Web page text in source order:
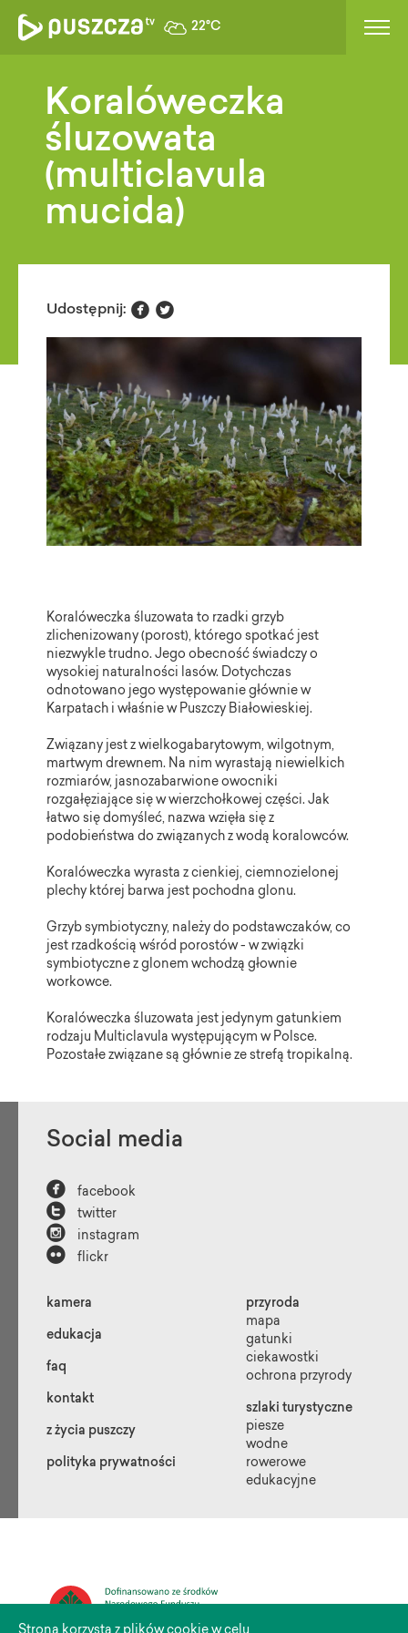
22°C
Koralóweczka
śluzowata
(multiclavula
mucida)
Udostępnij:  
Koralóweczka śluzowata to rzadki grzyb
zlichenizowany (porost), którego spotkać jest
niezwykle trudno. Jego obecność świadczy o
wysokiej naturalności lasów. Dotychczas
odnotowano jego występowanie głównie w
Karpatach i właśnie w Puszczy Białowieskiej.
Związany jest z wielkogabarytowym, wilgotnym,
martwym drewnem. Na nim wyrastają niewielkich
rozmiarów, jasnozabarwione owocniki
rozgałęziające się w wierzchołkowej części. Jak
łatwo się domyśleć, nazwa wzięła się z
podobieństwa do związanych z wodą koralowców.
Koralóweczka wyrasta z cienkiej, ciemnozielonej
plechy której barwa jest pochodna glonu.
Grzyb symbiotyczny, należy do podstawczaków, co
jest rzadkością wśród porostów - w związki
symbiotyczne z glonem wchodzą głownie
workowce.
Koralóweczka śluzowata jest jedynym gatunkiem
rodzaju Multiclavula występującym w Polsce.
Pozostałe związane są głównie ze strefą tropikalną.
Social media
 facebook
 twitter
 instagram
 flickr
kamera
edukacja
faq
kontakt
z życia puszczy
polityka prywatności
przyroda
mapa
gatunki
ciekawostki
ochrona przyrody
szlaki turystyczne
piesze
wodne
rowerowe
edukacyjne